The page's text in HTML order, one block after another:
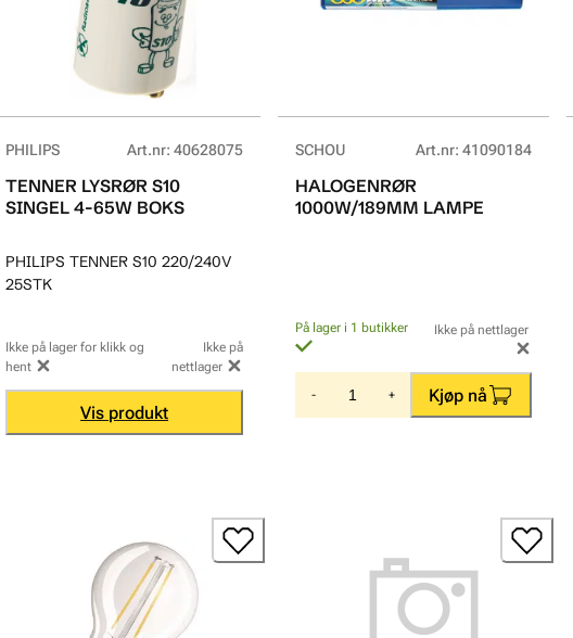
PHILIPS Art.nr: 40628075
TENNER LYSRØR S10
SINGEL 4-65W BOKS
PHILIPS TENNER S10 220/240V
25STK
Ikke på lager for klikk og
hent
Ikke på
nettlager
Vis produkt
SCHOU Art.nr:41090184
HALOGENRØR
1000W/189MM LAMPE
På lager i 1 butikker Ikke på nettlager
- + Kjøp nå